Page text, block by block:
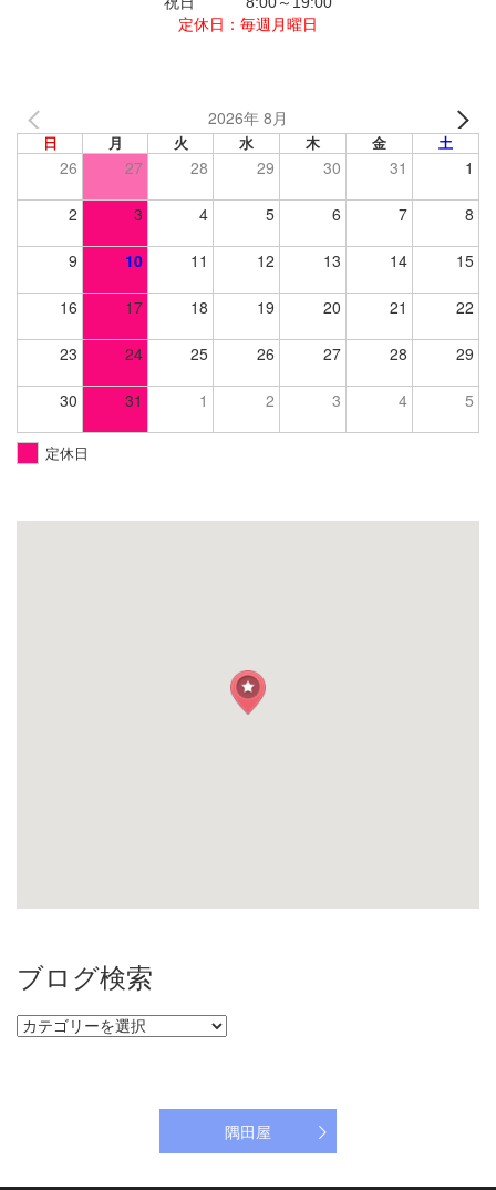
定休日：毎週月曜日
2026年 8月
日 月 火 水 木 金 土
26 27 28 29 30 31 1
2 3 4 5 6 7 8
9 10 11 12 13 14 15
16 17 18 19 20 21 22
23 24 25 26 27 28 29
30 31 1 2 3 4 5
定休日
ブログ検索
ブ
隅田屋